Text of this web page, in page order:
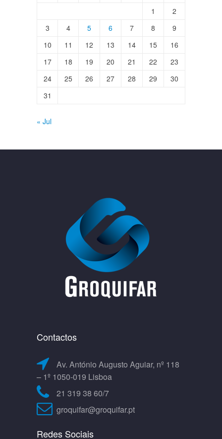
1
2
3
4 5 6 7 8
9
10
11 12 13 14 15
16
17
18 19 20 21 22
23
24
25 26 27 28 29
30
31
« Jul
Contactos
Av. António Augusto Aguiar, nº 118
– 1º 1050-019 Lisboa
21 319 38 60/7
groquifar@groquifar.pt
Redes Sociais